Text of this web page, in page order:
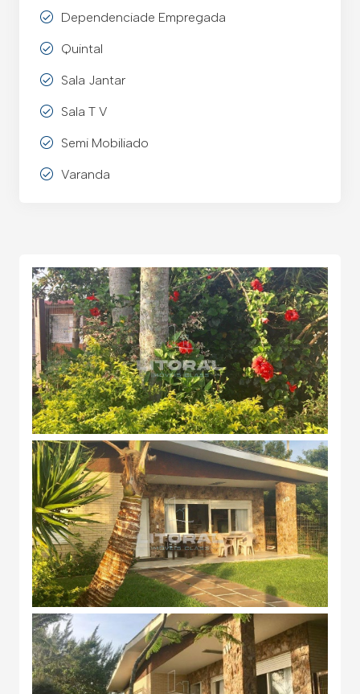
Dependenciade Empregada
Quintal
Sala Jantar
Sala T V
Semi Mobiliado
Varanda